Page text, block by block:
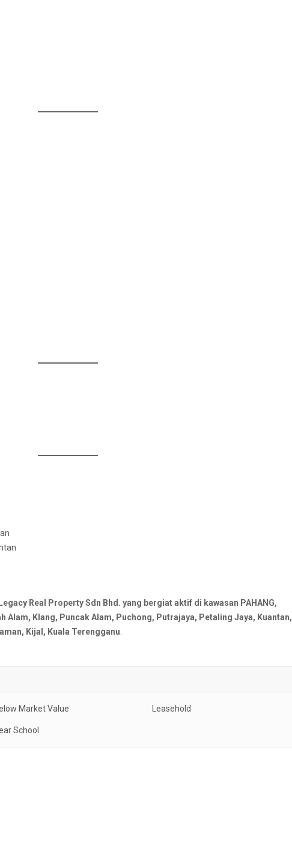
Legacy Real Property Sdn Bhd. yang bergiat aktif di kawasan PAHANG,
Alam, Klang, Puncak Alam, Puchong, Putrajaya, Petaling Jaya, Kuantan,
Kijal, Kuala Terengganu.
Market Value Leasehold
School